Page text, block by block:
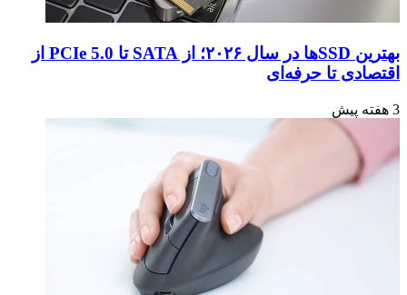
بهترین SSDها در سال ۲۰۲۶؛ از SATA تا PCIe 5.0 از
اقتصادی تا حرفه‌ای
3 هفته پیش